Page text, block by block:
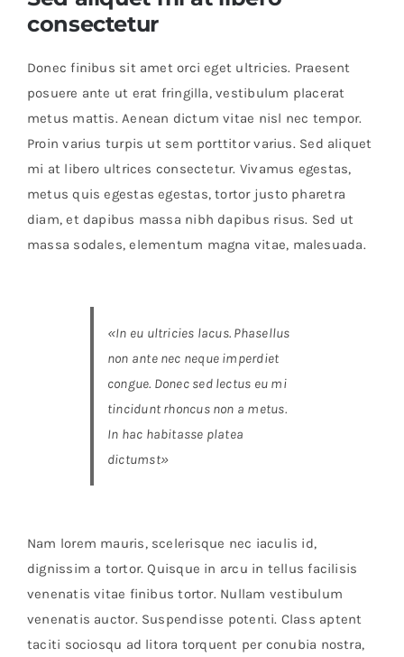
Buscar:
consectetur
Donec finibus sit amet orci eget ultricies. Praesent
posuere ante ut erat fringilla, vestibulum placerat
metus mattis. Aenean dictum vitae nisl nec tempor.
Proin varius turpis ut sem porttitor varius. Sed aliquet
mi at libero ultrices consectetur. Vivamus egestas,
metus quis egestas egestas, tortor justo pharetra
diam, et dapibus massa nibh dapibus risus. Sed ut
massa sodales, elementum magna vitae, malesuada.
«In eu ultricies lacus. Phasellus
non ante nec neque imperdiet
congue. Donec sed lectus eu mi
tincidunt rhoncus non a metus.
In hac habitasse platea
dictumst»
Nam lorem mauris, scelerisque nec iaculis id,
dignissim a tortor. Quisque in arcu in tellus facilisis
venenatis vitae finibus tortor. Nullam vestibulum
venenatis auctor. Suspendisse potenti. Class aptent
taciti sociosqu ad litora torquent per conubia nostra,